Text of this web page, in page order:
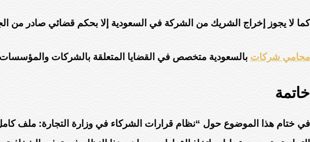
كما لا يجوز إخراج الشريك من الشركة في السعودية إلا بحكم قضائي صادر من
محامي شركات بالسعودية متخصص في القضايا المتعلقة بالشركات والمؤسسات
خاتمة